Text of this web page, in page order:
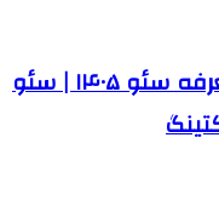
🔍 خدمات سئو حرفه‌ای + تعرفه سئو ۱۴۰۵ | سئو